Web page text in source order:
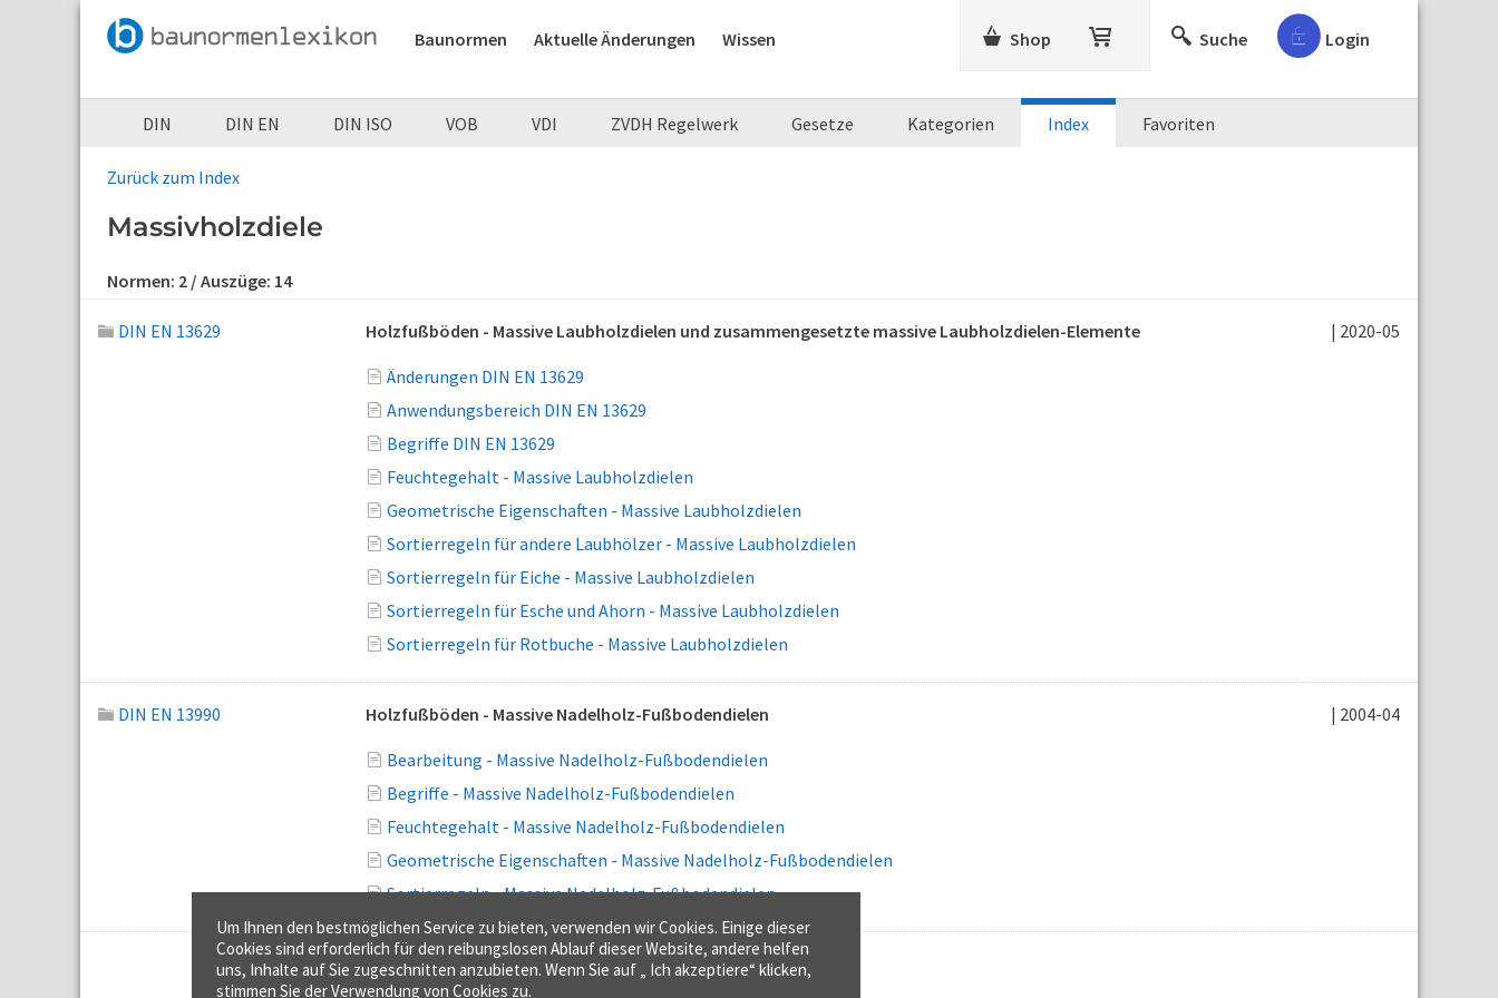
Baunormen Aktuelle Änderungen Wissen Shop Suche Login
DIN DIN EN DIN ISO VOB VDI ZVDH Regelwerk Gesetze Kategorien Index Favoriten
Zurück zum Index
Massivholzdiele
Normen: 2 / Auszüge: 14
DIN EN 13629 Holzfußböden - Massive Laubholzdielen und zusammengesetzte massive Laubholzdielen-Elemente | 2020-05
Änderungen DIN EN 13629
Anwendungsbereich DIN EN 13629
Begriffe DIN EN 13629
Feuchtegehalt - Massive Laubholzdielen
Geometrische Eigenschaften - Massive Laubholzdielen
Sortierregeln für andere Laubhölzer - Massive Laubholzdielen
Sortierregeln für Eiche - Massive Laubholzdielen
Sortierregeln für Esche und Ahorn - Massive Laubholzdielen
Sortierregeln für Rotbuche - Massive Laubholzdielen
DIN EN 13990 Holzfußböden - Massive Nadelholz-Fußbodendielen | 2004-04
Bearbeitung - Massive Nadelholz-Fußbodendielen
Begriffe - Massive Nadelholz-Fußbodendielen
Feuchtegehalt - Massive Nadelholz-Fußbodendielen
Geometrische Eigenschaften - Massive Nadelholz-Fußbodendielen
Sortierregeln - Massive Nadelholz-Fußbodendielen
Um Ihnen den bestmöglichen Service zu bieten, verwenden wir Cookies. Einige dieser
Cookies sind erforderlich für den reibungslosen Ablauf dieser Website, andere helfen
uns, Inhalte auf Sie zugeschnitten anzubieten. Wenn Sie auf „ Ich akzeptiere“ klicken,
stimmen Sie der Verwendung von Cookies zu.